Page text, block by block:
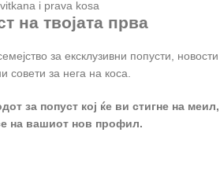
на твојата прва
за ексклузивни попусти, новости
совети за нега на коса.
за попуст кој ќе ви стигне на меил,
на вашиот нов профил.